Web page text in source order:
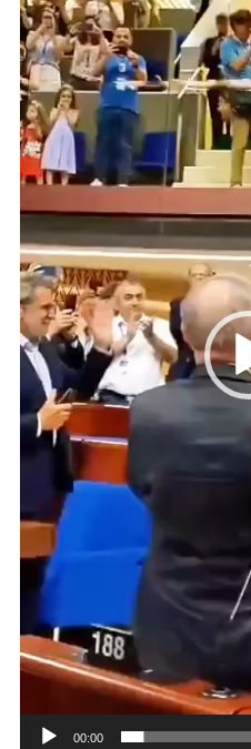
vídeo
00:00